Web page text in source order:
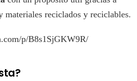
materiales reciclados y reciclables.
p/B8s1SjGKW9R/